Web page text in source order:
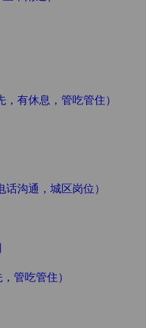
有休息，管吃管住）
沟通，城区岗位）
管吃管住）